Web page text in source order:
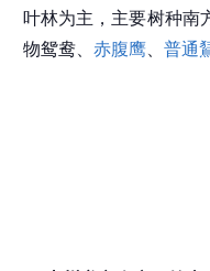
叶林为主，主要树种南
物鸳鸯、 赤腹鹰、 普通